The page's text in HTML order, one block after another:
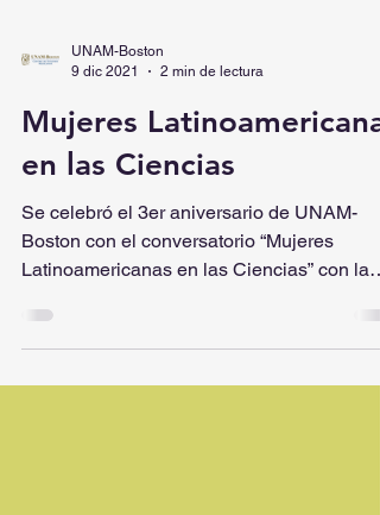
9 dic 2021
2 min de lectura
Mujeres
en las Ciencias
Se celebró el 3er aniversario de UNAM-
Latinoamericanas en las Ciencias” con la
presencia de la Dra....